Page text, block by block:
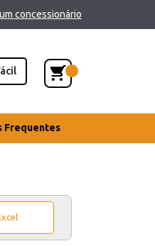
concessionário
Frequentes